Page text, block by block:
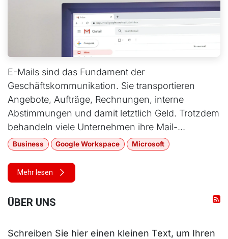
E-Mails sind das Fundament der
Geschäftskommunikation. Sie transportieren
Angebote, Aufträge, Rechnungen, interne
Abstimmungen und damit letztlich Geld. Trotzdem
behandeln viele Unternehmen ihre Mail-...
Business Google Workspace Microsoft
Mehr lesen
ÜBER UNS
Schreiben Sie hier einen kleinen Text, um Ihren